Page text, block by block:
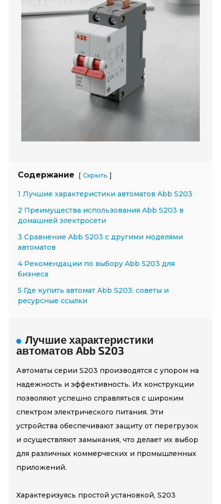
Содержание [ Скрыть ]
1 Лучшие характеристики автоматов Abb S203
2 Преимущества использования Abb S203 в
домашней электросети
3 Сравнение Abb S203 с другими моделями
автоматов
4 Рекомендации по выбору Abb S203 для
бизнеса
5 Где купить автомат Abb S203: советы и
ресурсные ссылки
Лучшие характеристики
автоматов Abb S203
Автоматы серии S203 производятся с упором на
надежность и эффективность. Их конструкции
позволяют успешно справляться с широким
спектром электрического питания. Эти
устройства обеспечивают защиту от перегрузок
и осуществляют замыкания, что делает их выбор
для различных коммерческих и промышленных
приложений.
Характеризуясь простой установкой, S203